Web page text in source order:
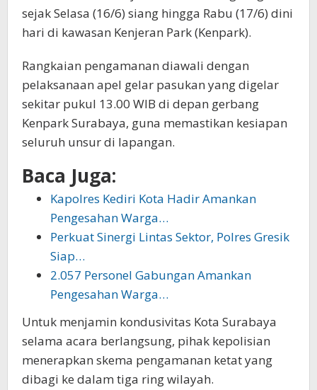
sejak Selasa (16/6) siang hingga Rabu (17/6) dini
hari di kawasan Kenjeran Park (Kenpark).
Rangkaian pengamanan diawali dengan
pelaksanaan apel gelar pasukan yang digelar
sekitar pukul 13.00 WIB di depan gerbang
Kenpark Surabaya, guna memastikan kesiapan
seluruh unsur di lapangan.
Baca Juga:
Kapolres Kediri Kota Hadir Amankan
Pengesahan Warga…
Perkuat Sinergi Lintas Sektor, Polres Gresik
Siap…
2.057 Personel Gabungan Amankan
Pengesahan Warga…
Untuk menjamin kondusivitas Kota Surabaya
selama acara berlangsung, pihak kepolisian
menerapkan skema pengamanan ketat yang
dibagi ke dalam tiga ring wilayah.